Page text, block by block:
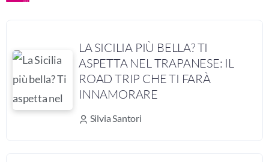
LA SICILIA PIÙ BELLA? TI
ASPETTA NEL TRAPANESE: IL
ROAD TRIP CHE TI FARÀ
INNAMORARE
Silvia Santori